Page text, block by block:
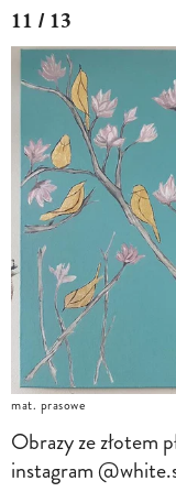
11 / 13
mat. prasowe
Obrazy ze złotem
instagram